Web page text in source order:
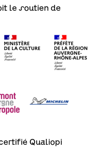
le soutien de
Qualiopi